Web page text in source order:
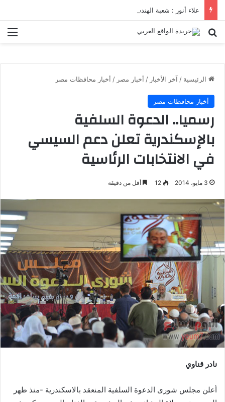
بحث عن
الرئيسية / آخر الأخبار / أخبار مصر / أخبار محافظات مصر
أخبار محافظات مصر
رسميا.. الدعوة السلفية
بالإسكندرية تعلن دعم السيسي
في الانتخابات الرئاسية
3 مايو، 2014 12 أقل من دقيقة
نادر قناوي
أعلن مجلس شورى الدعوة السلفية المنعقد بالاسكندرية -منذ ظهر